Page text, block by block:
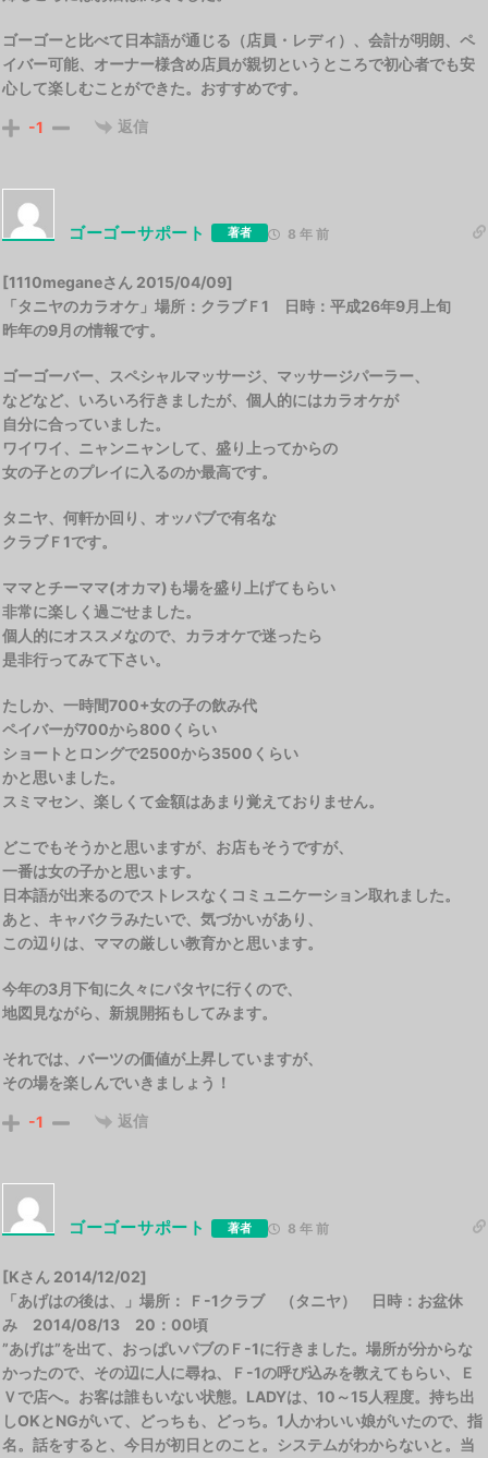
ゴーゴーと比べて日本語が通じる（店員・レディ）、会計が明朗、ペ
イバー可能、オーナー様含め店員が親切というところで初心者でも安
心して楽しむことができた。おすすめです。
-1 返信
ゴーゴーサポート 著者 8 年 前
[1110meganeさん 2015/04/09]
「タニヤのカラオケ」場所：クラブＦ1 日時：平成26年9月上旬
昨年の9月の情報です。
ゴーゴーバー、スペシャルマッサージ、マッサージパーラー、
などなど、いろいろ行きましたが、個人的にはカラオケが
自分に合っていました。
ワイワイ、ニャンニャンして、盛り上ってからの
女の子とのプレイに入るのか最高です。
タニヤ、何軒か回り、オッパブで有名な
クラブＦ1です。
ママとチーママ(オカマ)も場を盛り上げてもらい
非常に楽しく過ごせました。
個人的にオススメなので、カラオケで迷ったら
是非行ってみて下さい。
たしか、一時間700+女の子の飲み代
ペイバーが700から800くらい
ショートとロングで2500から3500くらい
かと思いました。
スミマセン、楽しくて金額はあまり覚えておりません。
どこでもそうかと思いますが、お店もそうですが、
一番は女の子かと思います。
日本語が出来るのでストレスなくコミュニケーション取れました。
あと、キャバクラみたいで、気づかいがあり、
この辺りは、ママの厳しい教育かと思います。
今年の3月下旬に久々にパタヤに行くので、
地図見ながら、新規開拓もしてみます。
それでは、バーツの価値が上昇していますが、
その場を楽しんでいきましょう！
-1 返信
ゴーゴーサポート 著者 8 年 前
[Kさん 2014/12/02]
「あげはの後は、」場所： Ｆ-1クラブ （タニヤ） 日時：お盆休
み 2014/08/13 20：00頃
”あげは”を出て、おっぱいパブのＦ-1に行きました。場所が分からな
かったので、その辺に人に尋ね、Ｆ-1の呼び込みを教えてもらい、Ｅ
Ｖで店へ。お客は誰もいない状態。LADYは、10～15人程度。持ち出
しOKとNGがいて、どっちも、どっち。1人かわいい娘がいたので、指
名。話をすると、今日が初日とのこと。システムがわからないと。当